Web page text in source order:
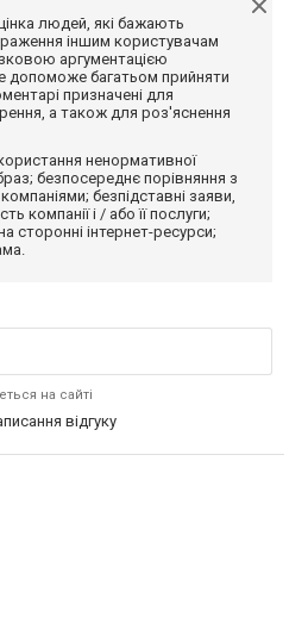
людей, які бажають
іншим користувачам
аргументацією
допоможе багатьом прийняти
призначені для
а також для роз'яснення
ненормативної
безпосереднє порівняння з
безпідставні заяви,
компанії і / або її послуги;
сторонні інтернет-ресурси;
на сайті
відгуку